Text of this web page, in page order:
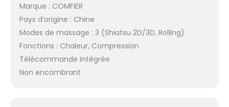
Marque : COMFIER
Pays d’origine : Chine
Modes de massage : 3 (Shiatsu 2D/3D, Rolling)
Fonctions : Chaleur, Compression
Télécommande intégrée
Non encombrant